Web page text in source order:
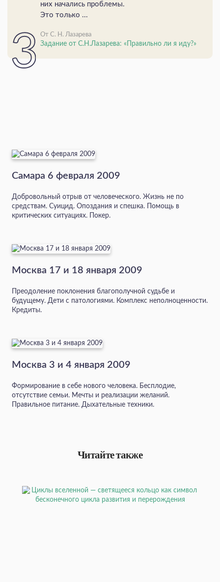
них начались проблемы.
Это только ...
От С. Н. Лазарева
Задание от С.Н.Лазарева: «Правильно ли я иду?»
Самара 6 февраля 2009
Добровольный отрыв от человеческого. Жизнь не по
средствам. Суицид. Опоздания и спешка. Помощь в
критических ситуациях. Покер.
Москва 17 и 18 января 2009
Преодоление поклонения благополучной судьбе и
будущему. Дети с патологиями. Комплекс неполноценности.
Кредиты.
Москва 3 и 4 января 2009
Формирование в себе нового человека. Бесплодие,
отсутствие семьи. Мечты и реализации желаний.
Правильное питание. Дыхательные техники.
Читайте также